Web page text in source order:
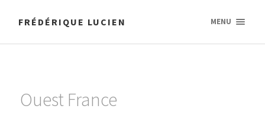
FRÉDÉRIQUE LUCIEN MENU
Ouest France